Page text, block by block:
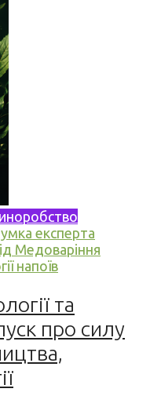
експерта
Медоваріння
напоїв
та
про силу